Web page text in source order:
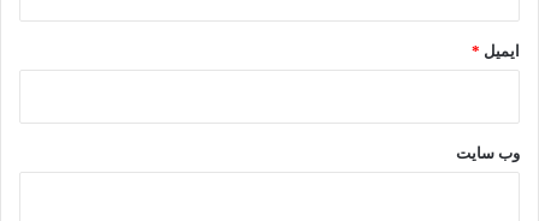
ایمیل *
وب‌ سایت